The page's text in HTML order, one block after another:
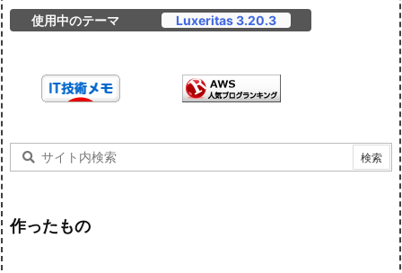
使用中のテーマ Luxeritas 3.20.3
作ったもの